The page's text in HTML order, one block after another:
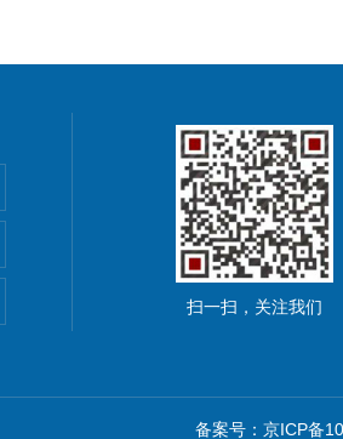
扫一扫，关注我们
备案号：京ICP备